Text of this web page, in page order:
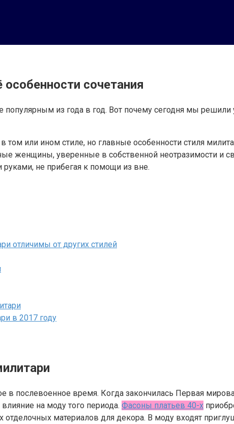
сочетания
популярным из года в год. Вот почему сегодня мы
том или ином стиле, но главные особенности стиля
женщины, уверенные в собственной неотразимости и
не прибегая к помощи из вне.
отличимы от других стилей
в 2017 году
в послевоенное время. Когда закончилась Первая
на моду того периода. Фасоны платьев 40-х
материалов для декора. В моду входят